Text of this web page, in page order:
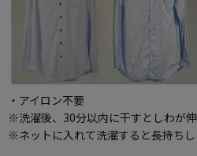
・アイロン不要
※洗濯後、30分以内に干すとしわが伸
※ネットに入れて洗濯すると長持ちし